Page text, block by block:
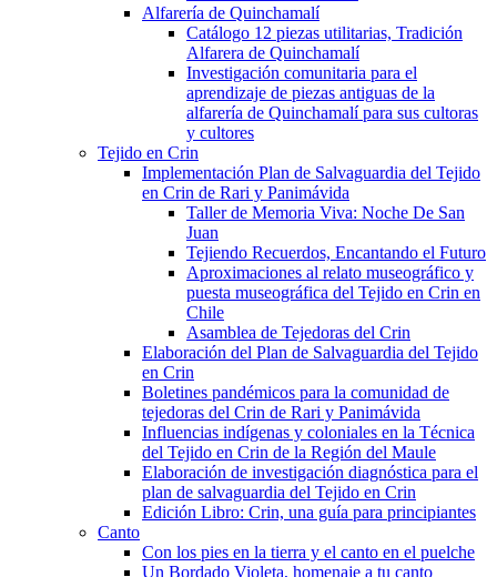
Alfarería de Quinchamalí
Catálogo 12 piezas utilitarias, Tradición
Alfarera de Quinchamalí
Investigación comunitaria para el
aprendizaje de piezas antiguas de la
alfarería de Quinchamalí para sus cultoras
y cultores
Tejido en Crin
Implementación Plan de Salvaguardia del Tejido
en Crin de Rari y Panimávida
Taller de Memoria Viva: Noche De San
Juan
Tejiendo Recuerdos, Encantando el Futuro
Aproximaciones al relato museográfico y
puesta museográfica del Tejido en Crin en
Chile
Asamblea de Tejedoras del Crin
Elaboración del Plan de Salvaguardia del Tejido
en Crin
Boletines pandémicos para la comunidad de
tejedoras del Crin de Rari y Panimávida
Influencias indígenas y coloniales en la Técnica
del Tejido en Crin de la Región del Maule
Elaboración de investigación diagnóstica para el
plan de salvaguardia del Tejido en Crin
Edición Libro: Crin, una guía para principiantes
Canto
Con los pies en la tierra y el canto en el puelche
Un Bordado Violeta, homenaje a tu canto